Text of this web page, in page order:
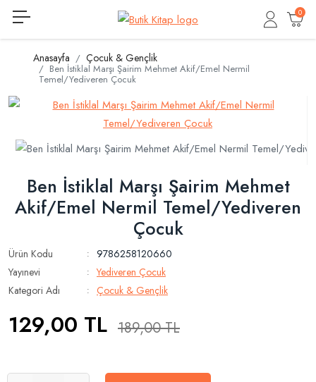
0
Anasayfa Çocuk & Gençlik
Ben İstiklal Marşı Şairim Mehmet Akif/Emel Nermil
Temel/Yediveren Çocuk
Ben İstiklal Marşı Şairim Mehmet
Akif/Emel Nermil Temel/Yediveren
Çocuk
Ürün Kodu :
9786258120660
Yayınevi
:
Yediveren Çocuk
Kategori Adı
: Çocuk & Gençlik
129,00 TL 189,00 TL